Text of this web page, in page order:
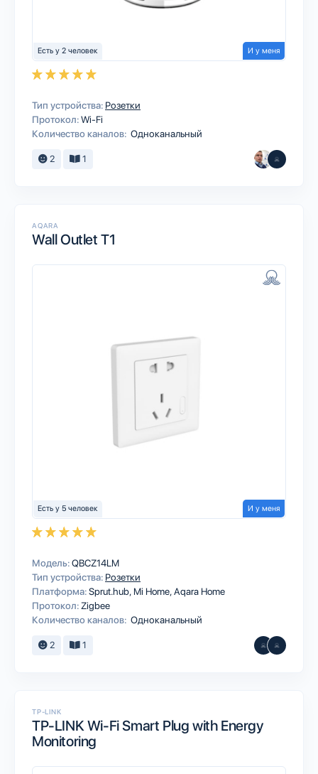
Есть у 2 человек И у меня
Тип устройства: Розетки
Протокол:Wi-Fi
Количество каналов: Одноканальный
2 1
AQARA
Wall Outlet T1
Есть у 5 человек И у меня
Модель:QBCZ14LM
Тип устройства: Розетки
Платформа:Sprut.hub Mi HomeAqara Home
Протокол: Zigbee
Количество каналов: Одноканальный
2 1
TP-LINK
TP-LINK Wi-Fi Smart Plug with Energy
Monitoring